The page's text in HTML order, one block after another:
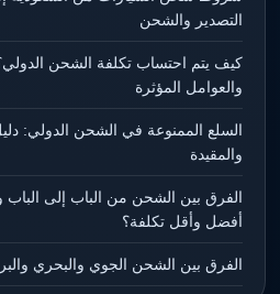
التصدير والشحن
كيف يتم احتساب تكلفة الشحن
والعوامل المؤثرة
السلع الممنوعة في الشحن الدولي:
والمقيدة
الفرق بين الشحن من الباب إلى الباب
أفضل وأقل تكلفة؟
الفرق بين الشحن الجوي والبحري